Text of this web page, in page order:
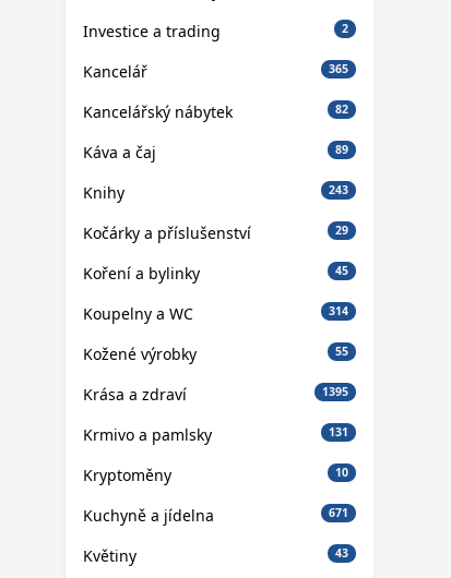
Investice a trading 2
Kancelář 365
Kancelářský nábytek 82
Káva a čaj 89
Knihy 243
Kočárky a příslušenství 29
Koření a bylinky 45
Koupelny a WC 314
Kožené výrobky 55
Krása a zdraví 1395
Krmivo a pamlsky 131
Kryptoměny 10
Kuchyně a jídelna 671
Květiny 43